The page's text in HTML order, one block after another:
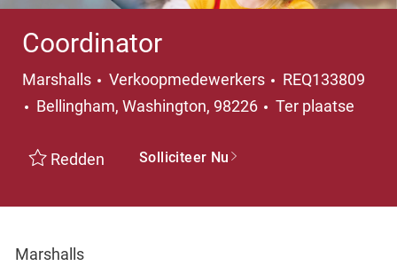
Coordinator
Marshalls Categorie
Verkoopmedewerkers
REQ133809
Plaats
Bellingham, Washington, 98226 Ter plaatse
Redden Solliciteer Nu
Marshalls